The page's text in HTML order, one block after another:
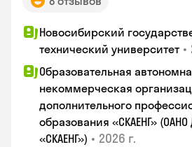
Новосибирский
технический университет •
Образовательная
некоммерческая
дополнительного
образования «СКАЕНГ» (ОАНО
«СКАЕНГ») • 2026 г.